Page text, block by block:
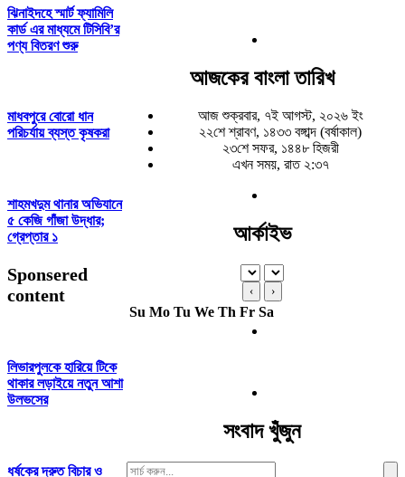
ঝিনাইদহে স্মার্ট ফ্যামিলি
কার্ড এর মাধ্যমে টিসিবি’র
পণ্য বিতরণ শুরু
মাধবপুরে বোরো ধান
পরিচর্যায় ব্যস্ত কৃষকরা
শাহমখদুম থানার অভিযানে
৫ কেজি গাঁজা উদ্ধার;
গ্রেপ্তার ১
Sponsered
content
লিভারপুলকে হারিয়ে টিকে
থাকার লড়াইয়ে নতুন আশা
উলভসের
ধর্ষকের দ্রুত বিচার ও
আজকের বাংলা তারিখ
আজ শুক্রবার, ৭ই আগস্ট, ২০২৬ ইং
২২শে শ্রাবণ, ১৪৩৩ বঙ্গাব্দ (বর্ষাকাল)
২৩শে সফর, ১৪৪৮ হিজরী
এখন সময়, রাত ২:৩৭
আর্কাইভ
‹ ›
Su Mo Tu We Th Fr Sa
সংবাদ খুঁজুন
Search